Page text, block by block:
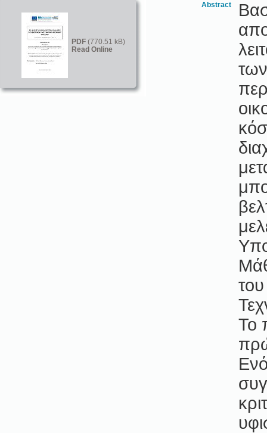
PDF(770.51 kB)
Read Online
Abstract
Το